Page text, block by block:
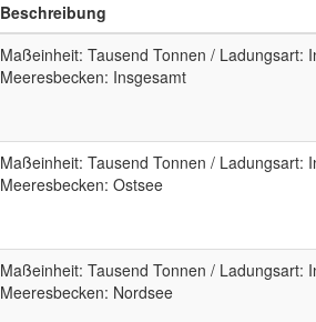
Beschreibung
Maßeinheit: Tausend Tonnen / Ladungsart:
Meeresbecken: Insgesamt
Maßeinheit: Tausend Tonnen / Ladungsart:
Meeresbecken: Ostsee
Maßeinheit: Tausend Tonnen / Ladungsart:
Meeresbecken: Nordsee